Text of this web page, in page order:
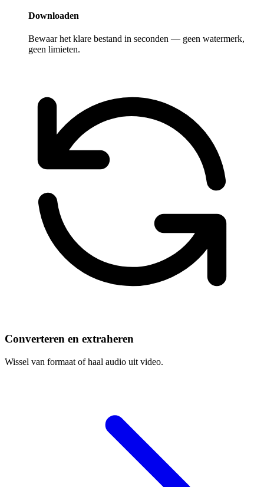
Downloaden
Bewaar het klare bestand in seconden — geen watermerk,
geen limieten.
Converteren en extraheren
Wissel van formaat of haal audio uit video.